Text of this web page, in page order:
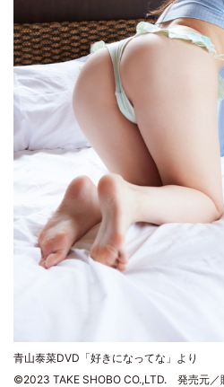
青山泰菜DVD「好きになってな」より
©2023 TAKE SHOBO CO.,LTD. 発売元／